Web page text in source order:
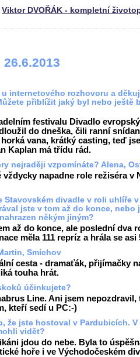
Viktor DVOŘÁK - kompletní
u internetového rozhovoru a
přiblížit jaký byl nebo ještě
festivalu Divadlo
do dneška, čili ranní
vana, krátký casting, teď
Kaplan má třídu rád.
nejraději vzpomínáte? Alena,
napadne role režiséra v
Stavovském divadle v roli uhlíře v
jste v tom až do konce, nebo
někým jiným?
až do konce, ale poslední dva
měla 111 repríz a hrála se asi
Smíchov
cesta - dramaťák, přijímačky
touha hrát.
účinkujete?
Line. Ani jsem nepozdravil,
kteří sedí u PC:-)
že jste hostoval v Pardubicích. V
vidět?
jdou do nebe. Byla to
hoře i ve Východočeském